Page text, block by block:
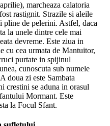
marcheaza calatoria
rastignit. Strazile si aleile
de pelerini. Astfel, daca
la unele dintre cele mai
devreme. Este ziua in
cu cea urmata de Mantuitor,
purtate in spijinul
cunoscuta sub numele
doua zi este Sambata
crestini se aduna in orasul
Mormant. Este
la Focul Sfant.